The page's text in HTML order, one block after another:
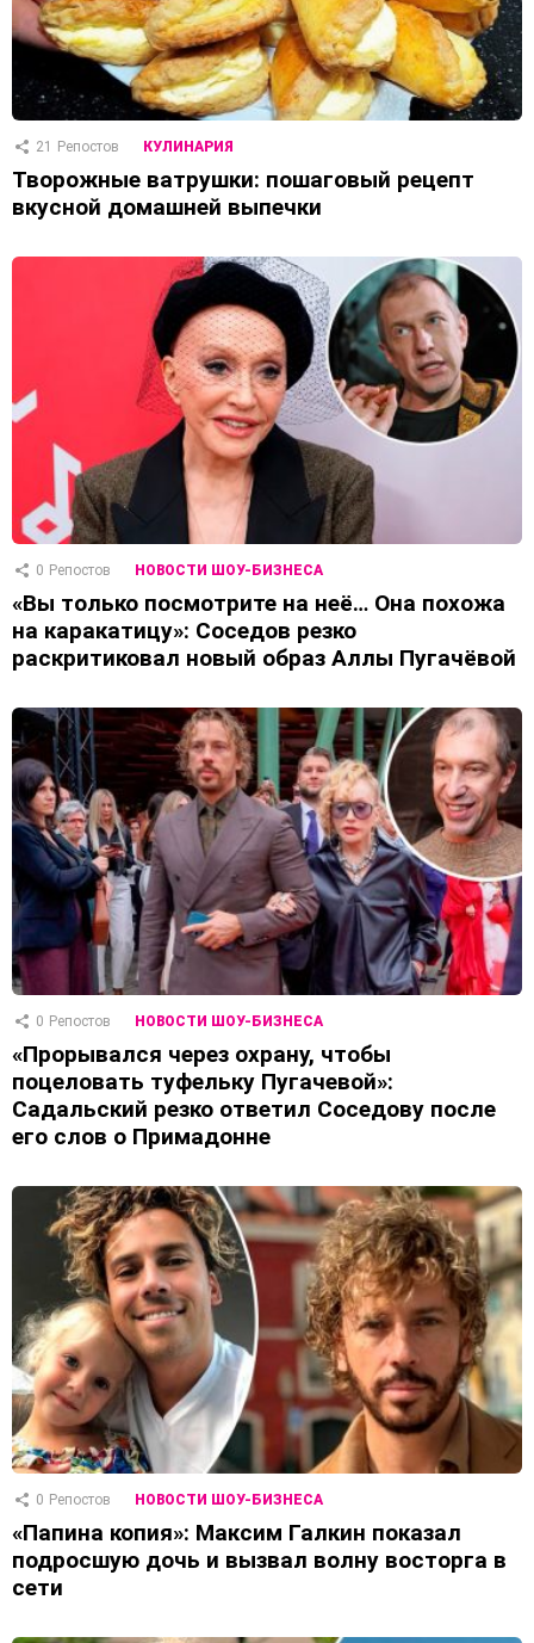
21 Репостов КУЛИНАРИЯ
Творожные ватрушки: пошаговый рецепт
вкусной домашней выпечки
0 Репостов НОВОСТИ ШОУ-БИЗНЕСА
«Вы только посмотрите на неё… Она похожа
на каракатицу»: Соседов резко
раскритиковал новый образ Аллы Пугачёвой
0 Репостов НОВОСТИ ШОУ-БИЗНЕСА
«Прорывался через охрану, чтобы
поцеловать туфельку Пугачевой»:
Садальский резко ответил Соседову после
его слов о Примадонне
0 Репостов НОВОСТИ ШОУ-БИЗНЕСА
«Папина копия»: Максим Галкин показал
подросшую дочь и вызвал волну восторга в
сети